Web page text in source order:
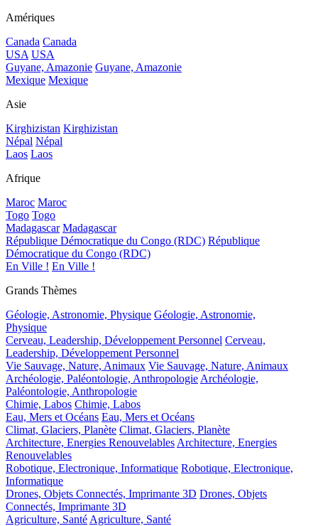
Amériques
Canada Canada
USA USA
Guyane, Amazonie Guyane, Amazonie
Mexique Mexique
Asie
Kirghizistan Kirghizistan
Népal Népal
Laos Laos
Afrique
Maroc Maroc
Togo Togo
Madagascar Madagascar
République Démocratique du Congo (RDC) République
Démocratique du Congo (RDC)
En Ville ! En Ville !
Grands Thèmes
Géologie, Astronomie, Physique Géologie, Astronomie,
Physique
Cerveau, Leadership, Développement Personnel Cerveau,
Leadership, Développement Personnel
Vie Sauvage, Nature, Animaux Vie Sauvage, Nature, Animaux
Archéologie, Paléontologie, Anthropologie Archéologie,
Paléontologie, Anthropologie
Chimie, Labos Chimie, Labos
Eau, Mers et Océans Eau, Mers et Océans
Climat, Glaciers, Planète Climat, Glaciers, Planète
Architecture, Energies Renouvelables Architecture, Energies
Renouvelables
Robotique, Electronique, Informatique Robotique, Electronique,
Informatique
Drones, Objets Connectés, Imprimante 3D Drones, Objets
Connectés, Imprimante 3D
Agriculture, Santé Agriculture, Santé